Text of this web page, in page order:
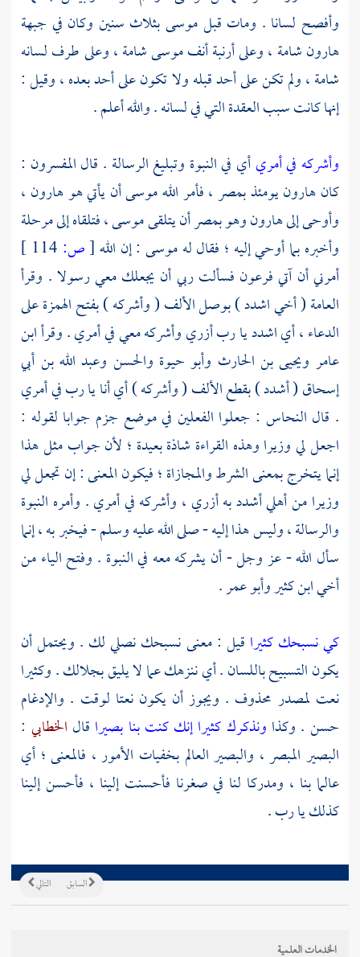
وأفصح لسانا . ومات قبلموسىبثلاث سنين وكان في جبهة
هارونشامة ، وعلى أرنبة أنفموسىشامة ، وعلى طرف لسانه
شامة ، ولم تكن على أحد قبله ولا تكون على أحد بعده ، وقيل :
إنها كانت سبب العقدة التي في لسانه . والله أعلم .
وأشركه في أمريأي في النبوة وتبليغ الرسالة . قال المفسرون :
كانهارونيومئذبمصر ،فأمر اللهموسىأن يأتي هوهارون ،
وأوحى إلىهارونوهوبمصرأن يتلقىموسى ،فتلقاه إلى مرحلة
وأخبره بما أوحي إليه ؛ فقال لهموسى : إن الله[ص:
أمرني أن آتيفرعون فسألت ربي أن يجعلك معي رسولا . وقرأ
العامة ( أخي اشدد ) بوصل الألف ( وأشركه ) بفتح الهمزة على
الدعاء ، أي اشدد يا رب أزري وأشركه معي في أمري . وقرأابن
عامر ويحيى بن الحارث وأبو حيوة والحسن وعبد الله بن أبي
إسحاق( أشدد ) بقطع الألف ( وأشركه ) أي أنا يا رب في أمري
. قال النحاس : جعلوا الفعلين في موضع جزم جوابا لقوله :
اجعل لي وزيرا وهذه القراءة شاذة بعيدة ؛ لأن جواب مثل هذا
إنما يتخرج بمعنى الشرط والمجازاة ؛ فيكون المعنى : إن تجعل لي
وزيرا من أهلي أشدد به أزري ، وأشركه في أمري . وأمره النبوة
والرسالة ، وليس هذا إليه - صلى الله عليه وسلم - فيخبر به ، إنما
سأل الله - عز وجل - أن يشركه معه في النبوة . وفتح الياء من
أخيابن كثيروأبو عمر.
كي نسبحك كثيرا قيل : معنى نسبحك نصلي لك . ويحتمل أن
يكون التسبيح باللسان . أي ننزهك عما لا يليق بجلالك . وكثيرا
نعت لمصدر محذوف . ويجوز أن يكون نعتا لوقت . والإدغام
حسن . وكذا ونذكرك كثيراإنك كنت بنا بصيرا قال الخطابي :
البصير المبصر ، والبصير العالم بخفيات الأمور ، فالمعنى ؛ أي
عالما بنا ، ومدركا لنا في صغرنا فأحسنت إلينا ، فأحسن إلينا
كذلك يا رب .
التالي السابق
الخدمات العلمية